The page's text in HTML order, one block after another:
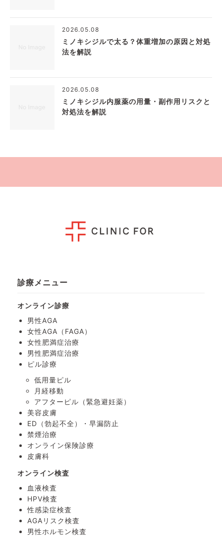
2026.05.08
ミノキシジルで太る？体重増加の原因と対処
法を解説
2026.05.08
ミノキシジル内服薬の用量・副作用リスクと
対処法を解説
診療メニュー
オンライン診療
男性AGA
女性AGA（FAGA）
女性肥満症治療
男性肥満症治療
ピル診療
低用量ピル
月経移動
アフターピル （緊急避妊薬）
美容皮膚
ED（勃起不全）・ 早漏防止
禁煙治療
オンライン保険診療
皮膚科
オンライン検査
血液検査
HPV検査
性感染症検査
AGAリスク検査
男性ホルモン検査